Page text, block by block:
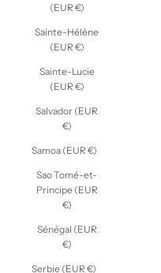
(EUR €)
Sainte-Hélène
(EUR €)
Sainte-Lucie
(EUR €)
Salvador (EUR
€)
Samoa (EUR €)
Sao Tomé-et-
Principe (EUR
€)
Sénégal (EUR
€)
Serbie (EUR €)